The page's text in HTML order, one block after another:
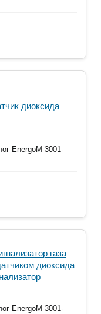
диоксида
EnergoM-3001-
газа
диоксида
EnergoM-3001-